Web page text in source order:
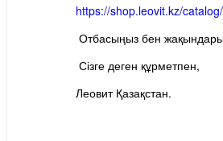
https://shop.leovit.kz/
Отбасыңыз бен
Сізге деген құрметпен,
Леовит Қазақстан.